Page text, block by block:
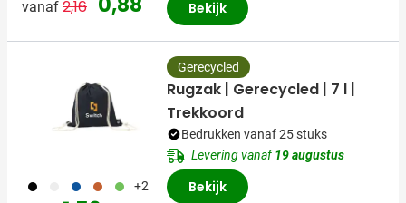
vanaf 2,16 Bekijk
001 005 007 029 +2
Gerecycled
Rugzak | Gerecycled | 7 l |
Trekkoord
Bedrukken vanaf 25 stuks
Levering vanaf19 augustus
Bekijk